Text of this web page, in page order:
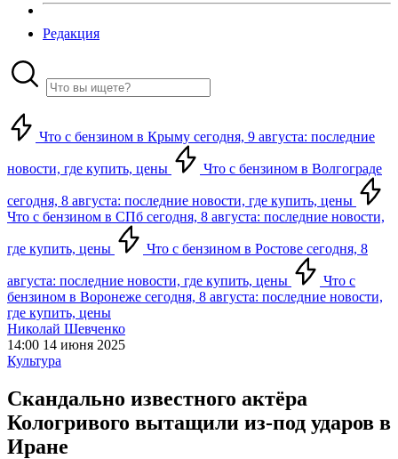
Редакция
Что с бензином в Крыму сегодня, 9 августа: последние
новости, где купить, цены Что с бензином в Волгограде
сегодня, 8 августа: последние новости, где купить, цены
Что с бензином в СПб сегодня, 8 августа: последние новости,
где купить, цены Что с бензином в Ростове сегодня, 8
августа: последние новости, где купить, цены
Что с
бензином в Воронеже сегодня, 8 августа: последние новости,
где купить, цены
Николай Шевченко
14:00 14 июня 2025
Культура
Скандально известного актёра
Кологривого вытащили из-под ударов в
Иране